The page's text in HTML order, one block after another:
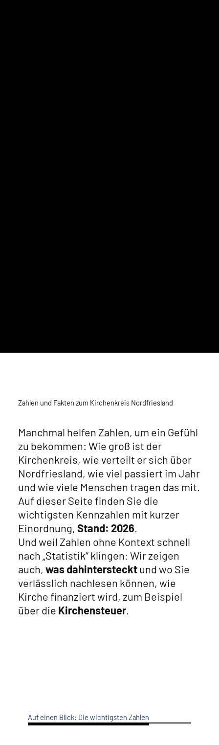
Zahlen und Fakten zum Kirchenkreis Nordfriesland
Manchmal helfen Zahlen, um ein Gefühl
zu bekommen: Wie groß ist der
Kirchenkreis, wie verteilt er sich über
Nordfriesland, wie viel passiert im Jahr
und wie viele Menschen tragen das mit.
Auf dieser Seite finden Sie die
wichtigsten Kennzahlen mit kurzer
Einordnung, Stand: 2026
Und weil Zahlen ohne Kontext schnell
nach „Statistik“ klingen: Wir zeigen
auch, was dahinterstecktund wo Sie
verlässlich nachlesen können, wie
Kirche finanziert wird, zum Beispiel
über die Kirchensteuer.
Auf einen Blick: Die wichtigsten Zahlen